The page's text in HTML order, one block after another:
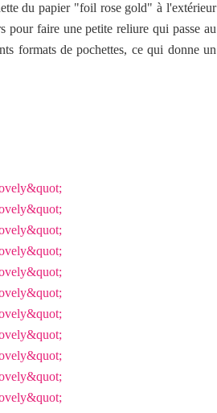
du papier "foil rose gold" à l'extérieur
pour faire une petite reliure qui passe au
formats de pochettes, ce qui donne un